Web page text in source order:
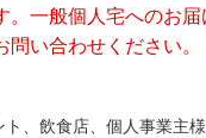
。一般個人宅へのお
い合わせください。
、飲食店、個人事業主